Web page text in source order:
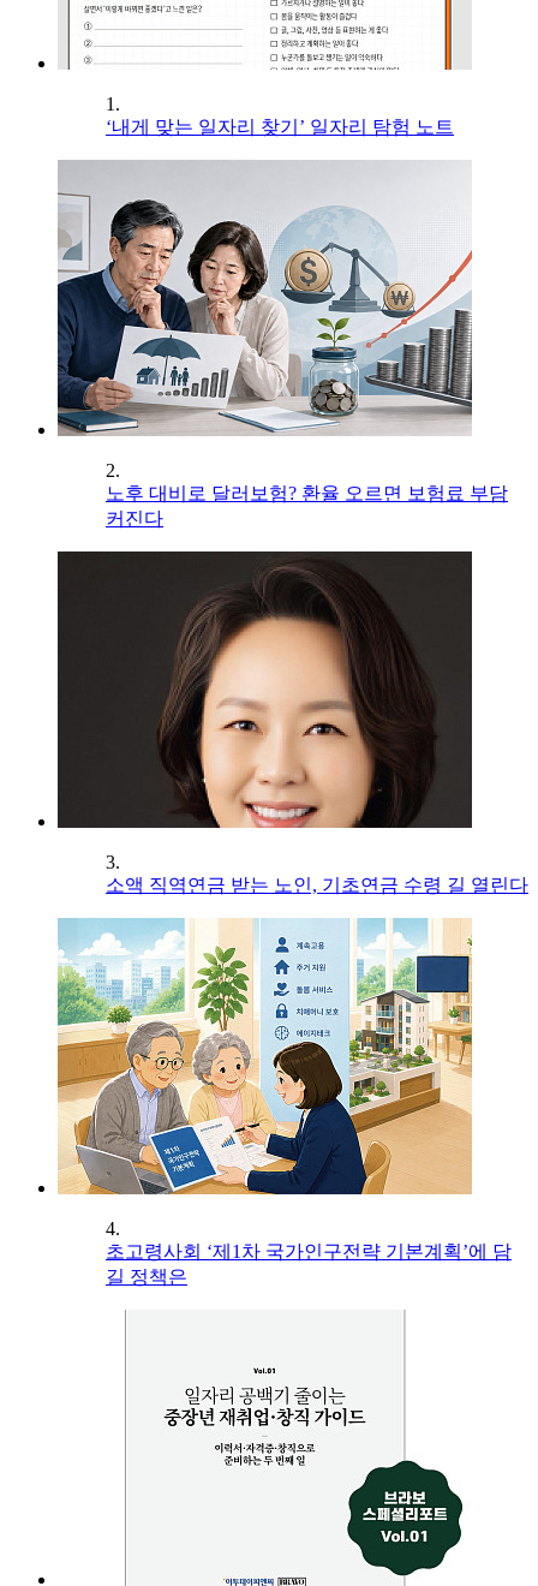
1.
‘내게 맞는 일자리 찾기’ 일자리 탐험 노트
2.
노후 대비로 달러보험? 환율 오르면 보험료 부담
커진다
3.
소액 직역연금 받는 노인, 기초연금 수령 길 열린다
4.
초고령사회 ‘제1차 국가인구전략 기본계획’에 담
길 정책은